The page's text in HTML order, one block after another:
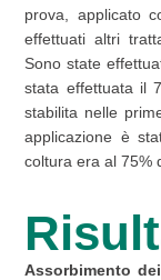
prova, applicato
effettuati altri
Sono state
stata effettuata il
stabilita nelle
applicazione è
coltura era al 75%
Assorbimento